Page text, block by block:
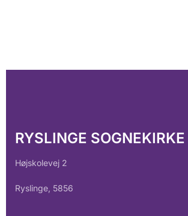
RYSLINGE SOGNEKIRKE
Højskolevej 2
Ryslinge, 5856